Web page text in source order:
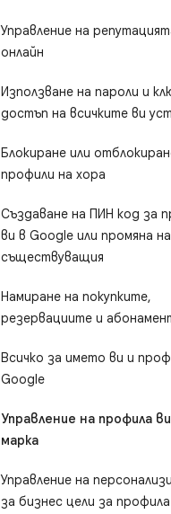
Управление на
онлайн
Използване на пароли и
достъп на всичките ви
Блокиране или
профили на хора
Създаване на ПИН код за
ви в Google или промяна на
съществуващия
Намиране на покупките,
резервациите и
Всичко за името ви и
Google
Управление на профила
марка
Управление на
за бизнес цели за